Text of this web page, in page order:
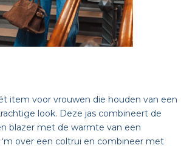
item voor vrouwen die houden van een
look. Deze jas combineert de
blazer met de warmte van een
‘m over een coltrui en combineer met